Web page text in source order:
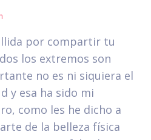
por compartir tu
los extremos son
no es ni siquiera el
y esa ha sido mi
como les he dicho a
de la belleza física